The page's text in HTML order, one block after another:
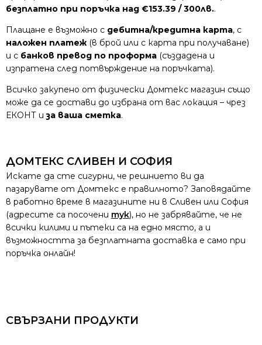
безплатно при поръчка над €153.39 / 300лв..
Плащане е възможно с дебитна/кредитна карта, с
наложен платеж (в брой или с карта при получаване)
и с банков превод по проформа (създадена и
изпратена след потвърждение на поръчката).
Всичко закупено от физически Домтекс магазин също
може да се достави до избрана от вас локация – чрез
ЕКОНТ иза ваша сметка.
ДОМТЕКС СЛИВЕН И СОФИЯ
Искате да сте сигурни, че решнието ви да
пазарувате от Домтекс е правилното? Заповядайте
в работно време в магазините ни в Сливен или София
(адресите са посочени тук), но не забрявайте, че не
всички килими и пътеки са на едно място, а и
възможността за безплатната доставка е само при
поръчка онлайн!
СВЪРЗАНИ ПРОДУКТИ